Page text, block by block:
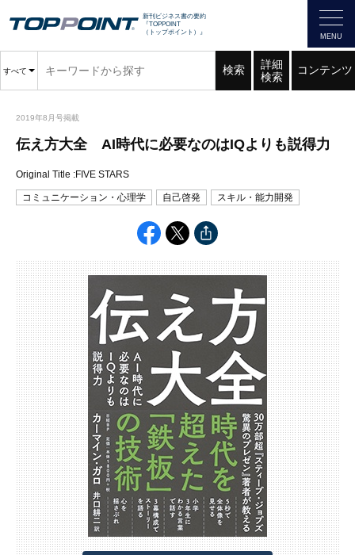
新刊ビジネス書の要約
『TOPPOINT
（トップポイント）』
すべて 検索
詳細
検索
コンテンツ
2019年8月号掲載
伝え方大全 AI時代に必要なのはIQよりも説得力
Original Title :FIVE STARS
コミュニケーション・心理学 自己啓発 スキル・能力開発